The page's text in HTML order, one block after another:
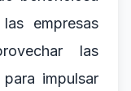
empresas
las
impulsar